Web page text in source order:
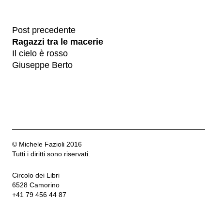
Post precedente
Ragazzi tra le macerie
Il cielo è rosso
Giuseppe Berto
© Michele Fazioli 2016
Tutti i diritti sono riservati.
Circolo dei Libri
6528 Camorino
+41 79 456 44 87